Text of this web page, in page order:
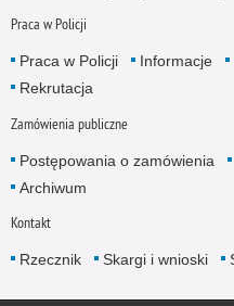
Praca w Policji
Praca w Policji Informacje
Rekrutacja
Zamówienia publiczne
Postępowania o zamówienia
Archiwum
Kontakt
Rzecznik Skargi i wnioski